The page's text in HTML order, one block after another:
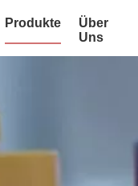
Produkte
Über
Uns